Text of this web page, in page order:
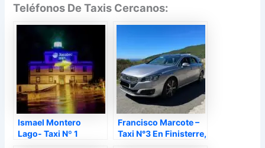
Teléfonos De Taxis Cercanos:
Ismael Montero
Lago- Taxi Nº 1
Francisco Marcote –
Taxi N°3 En Finisterre,